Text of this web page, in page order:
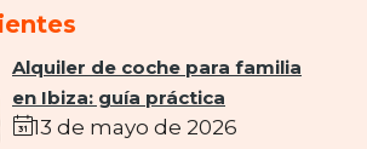
Alquiler de coche para familia
en Ibiza: guía práctica
13 de mayo de 2026